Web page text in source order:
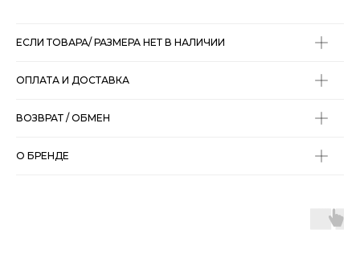
ЕСЛИ ТОВАРА/ РАЗМЕРА НЕТ В НАЛИЧИИ
ОПЛАТА И ДОСТАВКА
ВОЗВРАТ / ОБМЕН
О БРЕНДЕ